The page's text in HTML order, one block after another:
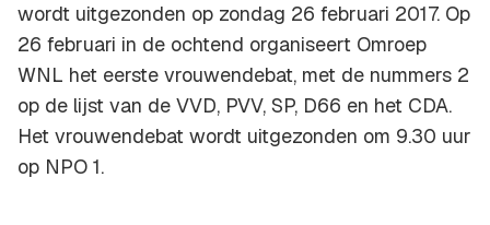
wordt uitgezonden op zondag 26 februari 2017. Op
26 februari in de ochtend organiseert Omroep
WNL het eerste vrouwendebat, met de nummers 2
op de lijst van de VVD, PVV, SP, D66 en het CDA.
Het vrouwendebat wordt uitgezonden om 9.30 uur
op NPO 1.